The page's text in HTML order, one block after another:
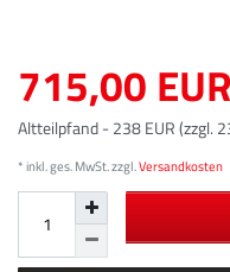
715,00 EUR
Altteilpfand - 238 EUR (zzgl.
* inkl. ges. MwSt. zzgl.Versandkosten